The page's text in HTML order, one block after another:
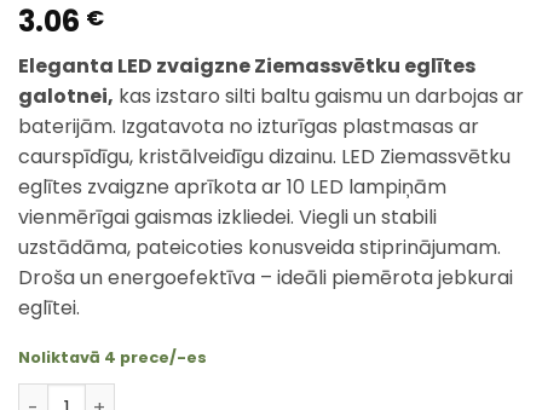
3.06 €
Eleganta LED zvaigzne Ziemassvētku eglītes
galotnei, kas izstaro silti baltu gaismu un darbojas ar
baterijām. Izgatavota no izturīgas plastmasas ar
caurspīdīgu, kristālveidīgu dizainu. LED Ziemassvētku
eglītes zvaigzne aprīkota ar 10 LED lampiņām
vienmērīgai gaismas izkliedei. Viegli un stabili
uzstādāma, pateicoties konusveida stiprinājumam.
Droša un energoefektīva – ideāli piemērota jebkurai
eglītei.
Noliktavā 4 prece/-es
LED Ziemassvētku eglītes zvaigzne daudzums